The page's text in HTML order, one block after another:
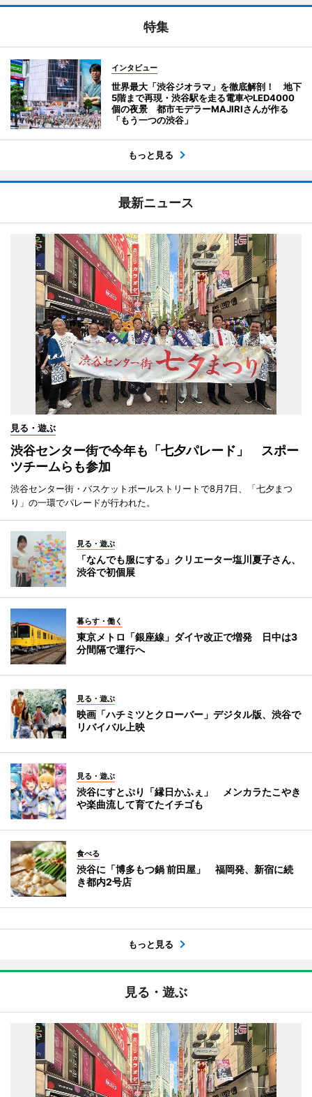
特集
インタビュー
世界最大「渋谷ジオラマ」を徹底解剖！ 地下
5階まで再現・渋谷駅を走る電車やLED4000
個の夜景 都市モデラーMAJIRIさんが作る
「もう一つの渋谷」
もっと見る
最新ニュース
見る・遊ぶ
渋谷センター街で今年も「七夕パレード」 スポー
ツチームらも参加
渋谷センター街・バスケットボールストリートで8月7日、「七夕まつ
り」の一環でパレードが行われた。
見る・遊ぶ
「なんでも服にする」クリエーター塩川夏子さん、
渋谷で初個展
暮らす・働く
東京メトロ「銀座線」ダイヤ改正で増発 日中は3
分間隔で運行へ
見る・遊ぶ
映画「ハチミツとクローバー」デジタル版、渋谷で
リバイバル上映
見る・遊ぶ
渋谷にすとぷり「縁日かふぇ」 メンカラたこやき
や楽曲流して育てたイチゴも
食べる
渋谷に「博多もつ鍋 前田屋」 福岡発、新宿に続
き都内2号店
もっと見る
見る・遊ぶ